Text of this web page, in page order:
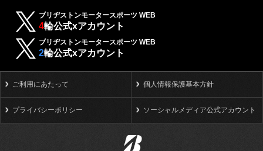
ブリヂストンモータースポーツ WEB
4輪公式xアカウント
ブリヂストンモータースポーツ WEB
2輪公式xアカウント
ご利用にあたって 個人情報保護基本方針
プライバシーポリシー ソーシャルメディア公式アカウント